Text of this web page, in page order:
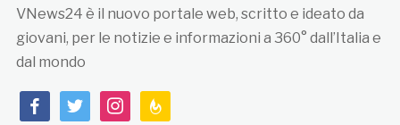
VNews24 è il nuovo portale web, scritto e ideato da
giovani, per le notizie e informazioni a 360° dall’Italia e
dal mondo
facebooktwitterinstagramfeedburner